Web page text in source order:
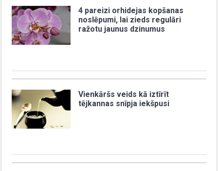
4 pareizi orhidejas kopšanas
noslēpumi, lai zieds regulāri
ražotu jaunus dzinumus
Vienkāršs veids kā iztīrīt
tējkannas snīpja iekšpusi